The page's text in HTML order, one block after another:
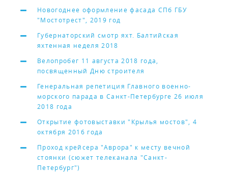
Новогоднее оформление фасада СПб ГБУ
"Мостотрест", 2019 год
Губернаторский смотр яхт. Балтийская
яхтенная неделя 2018
Велопробег 11 августа 2018 года,
посвященный Дню строителя
Генеральная репетиция Главного военно-
морского парада в Санкт-Петербурге 26 июля
2018 года
Открытие фотовыставки "Крылья мостов", 4
октября 2016 года
Проход крейсера "Аврора" к месту вечной
стоянки (сюжет телеканала "Санкт-
Петербург")